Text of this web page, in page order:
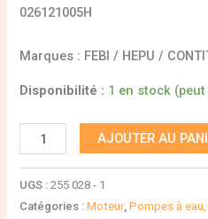
026121005H
Marques : FEBI / HEPU /
Disponibilité : 1 en stock
AJOUTER AU
UGS :255 028 - 1
Catégories :Moteur,Pompes à